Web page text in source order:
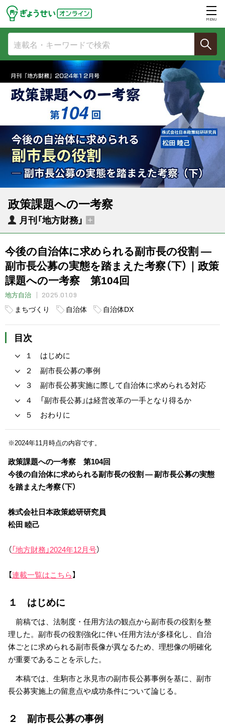
MENU
政策課題への一考察
月刊「地方財務」
今後の自治体に求められる副市長の役割 ―
副市長公募の実態を踏まえた考察（下）｜政策
課題への一考察 第104回
地方自治
2025.01.09
まちづくり
自治体 自治体DX
目次
１ はじめに
２ 副市長公募の事例
３ 副市長公募実施に際して自治体に求められる対応
４ 「副市長公募」は経営改革の一手となり得るか
５ おわりに
※2024年11月時点の内容です。
政策課題への一考察 第104回
今後の自治体に求められる副市長の役割 ― 副市長公募の実態
を踏まえた考察（下）
株式会社日本政策総研研究員
松田睦己
（「地方財務」2024年12月号）
【連載一覧はこちら】
１ はじめに
前稿では、法制度・任用方法の観点から副市長の役割を整
理した。副市長の役割強化に伴い任用方法が多様化し、自治
体ごとに求められる副市長像が異なるため、理想像の明確化
が重要であることを示した。
本稿では、生駒市と氷見市の副市長公募事例を基に、副市
長公募実施上の留意点や成功条件について論じる。
２ 副市長公募の事例